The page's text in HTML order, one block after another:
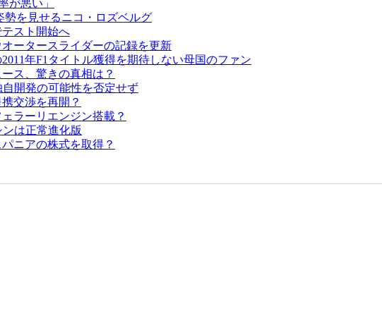
が悪い」
勢を見せるニコ・ロズベルグ
テスト開始へ
ータースライダーの記録を更新
年F1タイトル獲得を期待しない母国のファン
ス、驚きの真相は？
自開発の可能性を否定せず
交渉を再開？
ラーリエンジン搭載？
ンは正常進化版
ニアの株式を取得？